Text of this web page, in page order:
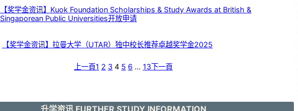
【奖学金资讯】Kuok Foundation Scholarships & Study Awards at British &
Singaporean Public Universities开放申请
【奖学金资讯】拉曼大学（UTAR）独中校长推荐卓越奖学金2025
上一頁1 2 3 4 5 6 … 13下一頁
升学资讯 FURTHER STUDY INFORMATION